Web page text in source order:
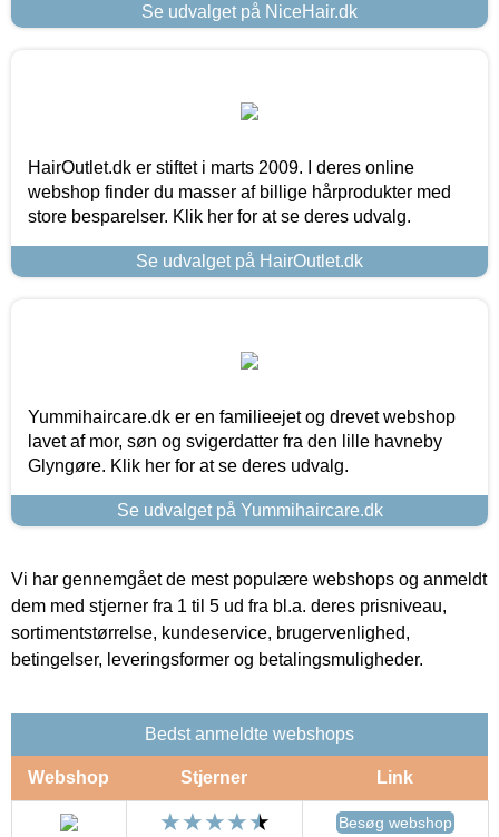
Se udvalget på NiceHair.dk
HairOutlet.dk er stiftet i marts 2009. I deres online
webshop finder du masser af billige hårprodukter med
store besparelser. Klik her for at se deres udvalg.
Se udvalget på HairOutlet.dk
Yummihaircare.dk er en familieejet og drevet webshop
lavet af mor, søn og svigerdatter fra den lille havneby
Glyngøre. Klik her for at se deres udvalg.
Se udvalget på Yummihaircare.dk
Vi har gennemgået de mest populære webshops og anmeldt
dem med stjerner fra 1 til 5 ud fra bl.a. deres prisniveau,
sortimentstørrelse, kundeservice, brugervenlighed,
betingelser, leveringsformer og betalingsmuligheder.
Bedst anmeldte webshops
Webshop Stjerner Link
Besøg webshop